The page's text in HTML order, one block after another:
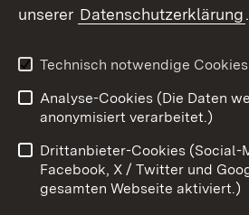
X / Twitter
Youtube
Benutzungshinweise
Datenschutz
Cookies
unserer Datenschutzerklärung.
Technisch notwendige Cookies
Analyse-Cookies (Die Daten
anonymisiert verarbeitet.)
Drittanbieter-Cookies (Social-
Facebook, X / Twitter und
gesamten Webseite aktiviert.)